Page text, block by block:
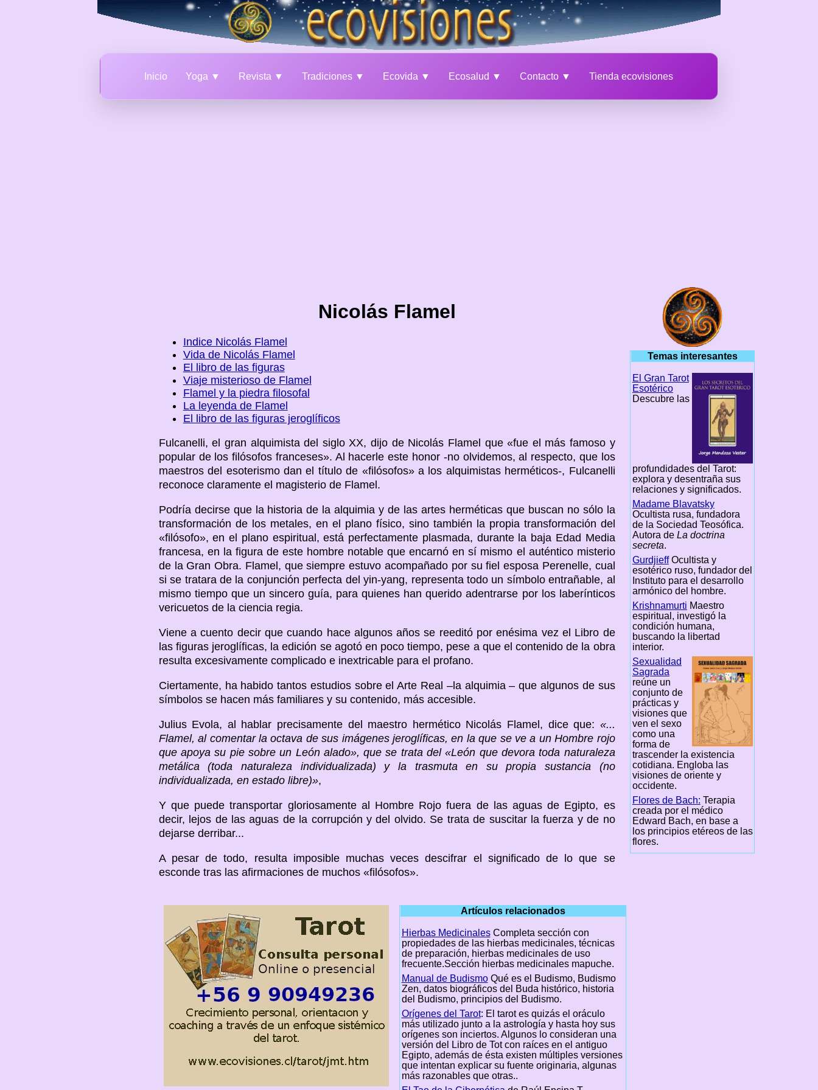
Inicio Yoga ▼ Revista ▼ Tradiciones ▼ Ecovida ▼ Ecosalud ▼ Contacto ▼ Tienda ecovisiones
Nicolás Flamel
Indice Nicolás Flamel
Vida de Nicolás Flamel
El libro de las figuras
Viaje misterioso de Flamel
Flamel y la piedra filosofal
La leyenda de Flamel
El libro de las figuras jeroglíficos
Fulcanelli, el gran alquimista del siglo XX, dijo de Nicolás Flamel que «fue el más famoso y
popular de los filósofos franceses». Al hacerle este honor -no olvidemos, al respecto, que los
maestros del esoterismo dan el título de «filósofos» a los alquimistas herméticos-, Fulcanelli
reconoce claramente el magisterio de Flamel.
Podría decirse que la historia de la alquimia y de las artes herméticas que buscan no sólo la
transformación de los metales, en el plano físico, sino también la propia transformación del
«filósofo», en el plano espiritual, está perfectamente plasmada, durante la baja Edad Media
francesa, en la figura de este hombre notable que encarnó en sí mismo el auténtico misterio
de la Gran Obra. Flamel, que siempre estuvo acompañado por su fiel esposa Perenelle, cual
si se tratara de la conjunción perfecta del yin-yang, representa todo un símbolo entrañable, al
mismo tiempo que un sincero guía, para quienes han querido adentrarse por los laberínticos
vericuetos de la ciencia regia.
Viene a cuento decir que cuando hace algunos años se reeditó por enésima vez el Libro de
las figuras jeroglíficas, la edición se agotó en poco tiempo, pese a que el contenido de la obra
resulta excesivamente complicado e inextricable para el profano.
Ciertamente, ha habido tantos estudios sobre el Arte Real –la alquimia – que algunos de sus
símbolos se hacen más familiares y su contenido, más accesible.
Julius Evola, al hablar precisamente del maestro hermético Nicolás Flamel, dice que: «...
Flamel, al comentar la octava de sus imágenes jeroglíficas, en la que se ve a un Hombre rojo
que apoya su pie sobre un León alado», que se trata del «León que devora toda naturaleza
metálica (toda naturaleza individualizada) y la trasmuta en su propia sustancia (no
individualizada, en estado libre)»,
Y que puede transportar gloriosamente al Hombre Rojo fuera de las aguas de Egipto, es
decir, lejos de las aguas de la corrupción y del olvido. Se trata de suscitar la fuerza y de no
dejarse derribar...
A pesar de todo, resulta imposible muchas veces descifrar el significado de lo que se
esconde tras las afirmaciones de muchos «filósofos».
Temas interesantes
El Gran Tarot
Esotérico
Descubre las
profundidades del Tarot:
explora y desentraña sus
relaciones y significados.
Madame Blavatsky
Ocultista rusa, fundadora
de la Sociedad Teosófica.
Autora de La doctrina
secreta.
GurdjieffOcultista y
esotérico ruso, fundador del
Instituto para el desarrollo
armónico del hombre.
Krishnamurti Maestro
espiritual, investigó la
condición humana,
buscando la libertad
interior.
Sexualidad
Sagrada
reúne un
conjunto de
prácticas y
visiones que
ven el sexo
como una
forma de
trascender la existencia
cotidiana. Engloba las
visiones de oriente y
occidente.
Flores de Bach: Terapia
creada por el médico
Edward Bach, en base a
los principios etéreos de las
flores.
Artículos relacionados
Hierbas MedicinalesCompleta sección con
propiedades de las hierbas medicinales, técnicas
de preparación, hierbas medicinales de uso
frecuente.Sección hierbas medicinales mapuche.
Manual de BudismoQué es el Budismo, Budismo
Zen, datos biográficos del Buda histórico, historia
del Budismo, principios del Budismo.
Orígenes del Tarot: El tarot es quizás el oráculo
más utilizado junto a la astrología y hasta hoy sus
orígenes son inciertos. Algunos lo consideran una
versión del Libro de Tot con raíces en el antiguo
Egipto, además de ésta existen múltiples versiones
que intentan explicar su fuente originaria, algunas
más razonables que otras..